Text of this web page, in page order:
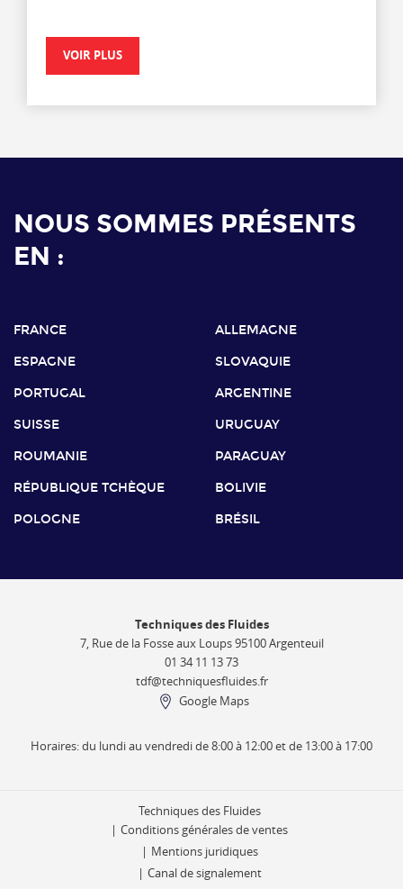
VOIR PLUS
NOUS SOMMES PRÉSENTS
EN :
FRANCE
ESPAGNE
PORTUGAL
SUISSE
ROUMANIE
RÉPUBLIQUE TCHÈQUE
POLOGNE
ALLEMAGNE
SLOVAQUIE
ARGENTINE
URUGUAY
PARAGUAY
BOLIVIE
BRÉSIL
Techniques des Fluides
7, Rue de la Fosse aux Loups 95100 Argenteuil
01 34 11 13 73
tdf@techniquesfluides.fr
Google Maps
Horaires: du lundi au vendredi de 8:00 à 12:00 et de 13:00 à 17:00
Techniques des Fluides
Conditions générales de ventes
Mentions juridiques
Canal de signalement